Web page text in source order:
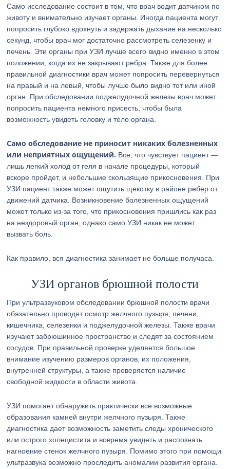
Само исследование состоит в том, что врач водит датчиком по
животу и внимательно изучает органы. Иногда пациента могут
попросить глубоко вдохнуть и задержать дыхание на несколько
секунд, чтобы врач мог достаточно рассмотреть селезенку и
печень. Эти органы при УЗИ лучше всего видно именно в этом
положении, когда их не закрывают ребра. Также для более
правильной диагностики врач может попросить перевернуться
на правый и на левый, чтобы лучше было видно тот или иной
орган. При обследовании поджелудочной железы врач может
попросить пациента немного присесть, чтобы была
возможность увидеть головку и тело органа.
Само обследование не приносит никаких болезненных
или неприятных ощущений. Все, что чувствует пациент —
лишь легкий холод от геля в начале процедуры, который
вскоре пройдет, и небольшие скользящие прикосновения. При
УЗИ пациент также может ощутить щекотку в районе ребер от
движений датчика. Возникновение болезненных ощущений
может только из-за того, что прикосновения пришлись как раз
на нездоровый орган, однако само УЗИ никак не может
вызвать боль.
Как правило, вся диагностика занимает не больше получаса.
УЗИ органов брюшной полости
При ультразвуковом обследовании брюшной полости врачи
обязательно проводят осмотр желчного пузыря, печени,
кишечника, селезенки и поджелудочной железы. Также врачи
изучают забрюшинное пространство и следят за состоянием
сосудов. При правильной проверке уделяется большое
внимание изучению размеров органов, их положения,
внутренней структуры, а также проверяется наличие
свободной жидкости в области живота.
УЗИ помогает обнаружить практически все возможные
образования камней внутри желчного пузыря. Также
диагностика дает возможность заметить следы хронического
или острого холецистита и вовремя увидеть и распознать
нагноение стенок желчного пузыря. Помимо этого при помощи
ультразвука возможно проследить аномалии развития органа.